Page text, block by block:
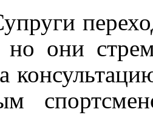
они